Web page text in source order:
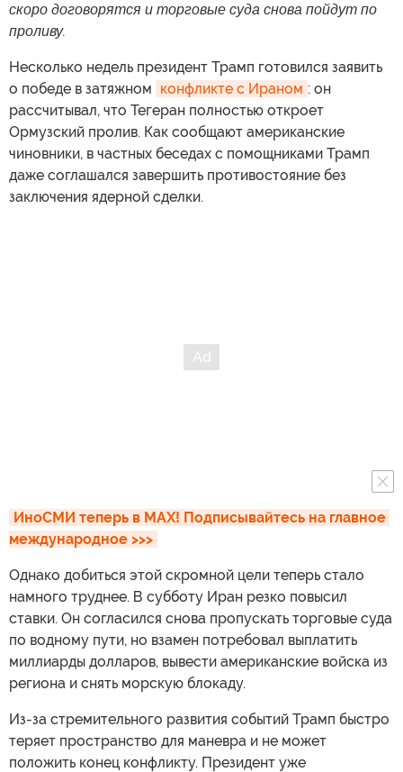
скоро договорятся и торговые суда снова пойдут по
проливу.
Несколько недель президент Трамп готовился заявить
о победе в затяжном конфликте с Ираном : он
рассчитывал, что Тегеран полностью откроет
Ормузский пролив. Как сообщают американские
чиновники, в частных беседах с помощниками Трамп
даже соглашался завершить противостояние без
заключения ядерной сделки.
ИноСМИ теперь в MAX! Подписывайтесь на главное
международное >>>
Однако добиться этой скромной цели теперь стало
намного труднее. В субботу Иран резко повысил
ставки. Он согласился снова пропускать торговые суда
по водному пути, но взамен потребовал выплатить
миллиарды долларов, вывести американские войска из
региона и снять морскую блокаду.
Из-за стремительного развития событий Трамп быстро
теряет пространство для маневра и не может
положить конец конфликту. Президент уже